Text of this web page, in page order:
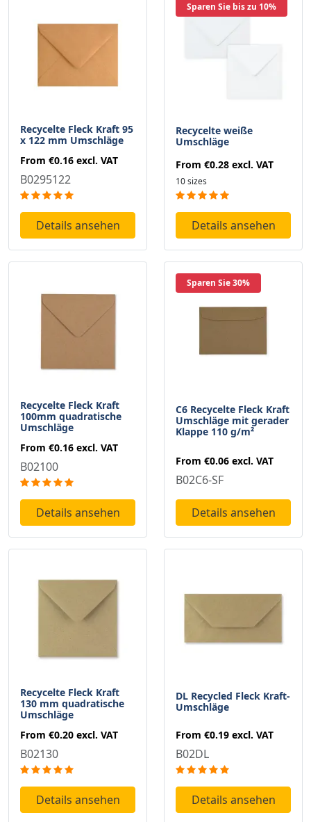
Recycelte Fleck Kraft 95
x 122 mm Umschläge
From €0.16 excl. VAT
B0295122
Details ansehen
Sparen Sie bis zu 10%
Recycelte weiße
Umschläge
From €0.28 excl. VAT
10 sizes
Details ansehen
Recycelte Fleck Kraft
100mm quadratische
Umschläge
From €0.16 excl. VAT
B02100
Details ansehen
Sparen Sie 30%
C6 Recycelte Fleck Kraft
Umschläge mit gerader
Klappe 110 g/m²
From €0.06 excl. VAT
B02C6-SF
Details ansehen
Recycelte Fleck Kraft
130 mm quadratische
Umschläge
From €0.20 excl. VAT
B02130
Details ansehen
DL Recycled Fleck Kraft-
Umschläge
From €0.19 excl. VAT
B02DL
Details ansehen